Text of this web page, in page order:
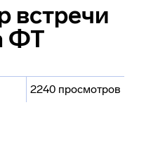
встречи
ФТ
2240 просмотров